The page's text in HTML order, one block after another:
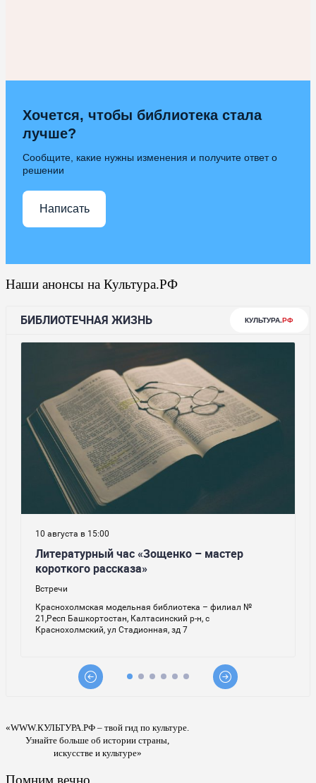
Хочется, чтобы библиотека стала
лучше?
Сообщите, какие нужны изменения и получите ответ о
решении
Написать
Наши анонсы на Культура.РФ
«WWW.КУЛЬТУРА.РФ – твой гид по культуре.
Узнайте больше об истории страны,
искусстве и культуре»
Помним вечно